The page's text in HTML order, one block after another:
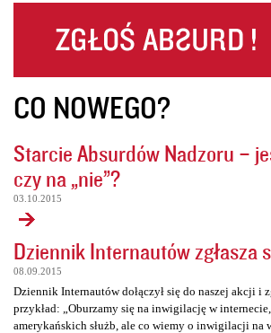
CO NOWEGO?
Starcie Absurdów Nadzoru –
czy na „nie”?
03.10.2015
Dziennik Internautów zgłasza
08.09.2015
Dziennik Internautów dołączył się do naszej akcji i
przykład: „Oburzamy się na inwigilację w internecie,
amerykańskich służb, ale co wiemy o inwigilacji na